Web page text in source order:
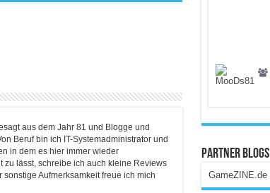
aus dem Jahr 81 und Blogge und
Beruf bin ich IT-Systemadministrator und
in dem es hier immer wieder
zu lässt, schreibe ich auch kleine Reviews
Aufmerksamkeit freue ich mich
Partner Blogs
GameZINE.de